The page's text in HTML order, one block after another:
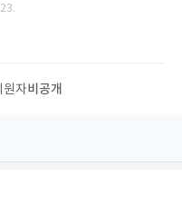
원자비공개